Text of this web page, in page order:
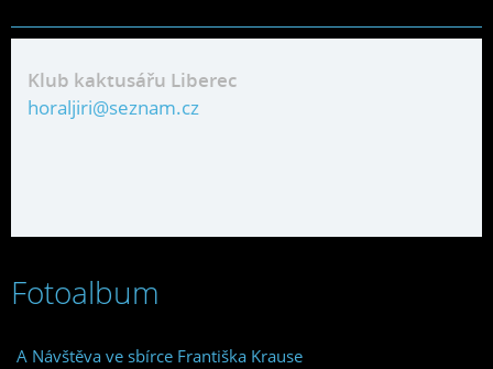
Klub kaktusářu Liberec
horaljiri@seznam.cz
Fotoalbum
A Návštěva ve sbírce Františka Krause